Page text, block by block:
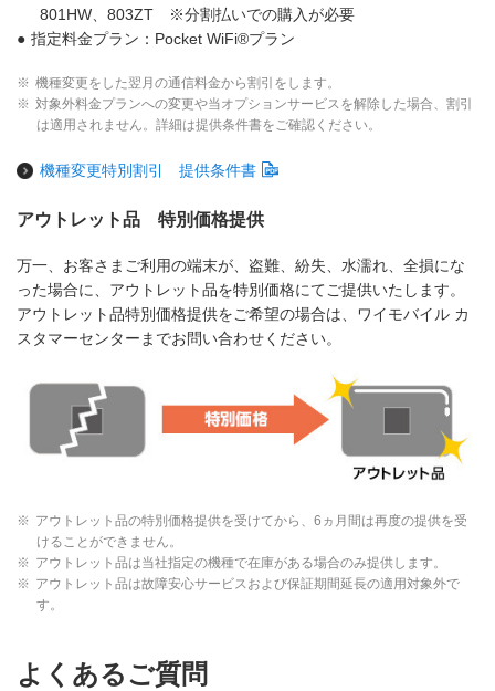
801HW、803ZT ※分割払いでの購入が必要
● 指定料金プラン：Pocket WiFi®プラン
※ 機種変更をした翌月の通信料金から割引をします。
※ 対象外料金プランへの変更や当オプションサービスを解除した場合、割引
は適用されません。詳細は提供条件書をご確認ください。
機種変更特別割引 提供条件書
アウトレット品 特別価格提供
万一、お客さまご利用の端末が、盗難、紛失、水濡れ、全損にな
った場合に、アウトレット品を特別価格にてご提供いたします。
アウトレット品特別価格提供をご希望の場合は、ワイモバイル カ
スタマーセンターまでお問い合わせください。
※ アウトレット品の特別価格提供を受けてから、6ヵ月間は再度の提供を受
けることができません。
※ アウトレット品は当社指定の機種で在庫がある場合のみ提供します。
※ アウトレット品は故障安心サービスおよび保証期間延長の適用対象外で
す。
よくあるご質問